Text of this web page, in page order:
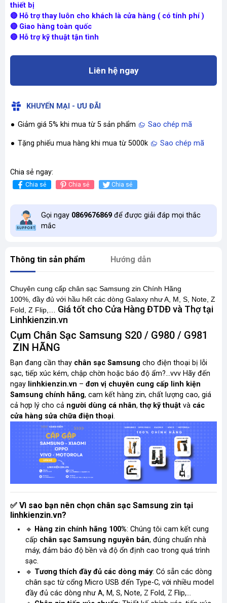
thiết bị
🔴 Hỗ trợ thay luôn cho khách là cửa hàng ( có tính phí )
🔴 Giao hàng toàn quốc
🔴 Hỗ trợ kỹ thuật tận tình
Liên hệ ngay
KHUYẾN MẠI - ƯU ĐÃI
Giảm giá 5% khi mua từ 5 sản phẩm Sao chép mã
Tặng phiếu mua hàng khi mua từ 5000k Sao chép mã
Chia sẻ ngay:
Chia sẻ Chia sẻ Chia sẻ
Gọi ngay 0869676869 để được giải đáp mọi thắc
mắc
Thông tin sản phẩm Hướng dẫn
Chuyên cung cấp chân sạc Samsung zin Chính Hãng
100%, đầy đủ với hầu hết các dòng Galaxy như A, M, S, Note, Z
Fold, Z Flip,… Giá tốt cho Cửa Hàng ĐTDĐ và Thợ tại
Linhkienzin.vn
Cụm Chân Sạc Samsung S20 / G980 / G981
ZIN HÃNG
Bạn đang cần thay chân sạc Samsung cho điện thoại bị lỗi
sạc, tiếp xúc kém, chập chờn hoặc báo độ ẩm?...vvv Hãy đến
ngay linhkienzin.vn – đơn vị chuyên cung cấp linh kiện
Samsung chính hãng, cam kết hàng zin, chất lượng cao, giá
cả hợp lý cho cả người dùng cá nhân,thợ kỹ thuật và các
cửa hàng sửa chữa điện thoại.
✅ Vì sao bạn nên chọn chân sạc Samsung zin tại
linhkienzin.vn?
🔹 Hàng zin chính hãng 100%: Chúng tôi cam kết cung
cấp chân sạc Samsung nguyên bản, đúng chuẩn nhà
máy, đảm bảo độ bền và độ ổn định cao trong quá trình
sạc.
🔹 Tương thích đầy đủ các dòng máy: Có sẵn các dòng
chân sạc từ cổng Micro USB đến Type-C, với nhiều model
đầy đủ các dòng như A, M, S, Note, Z Fold, Z Flip,…